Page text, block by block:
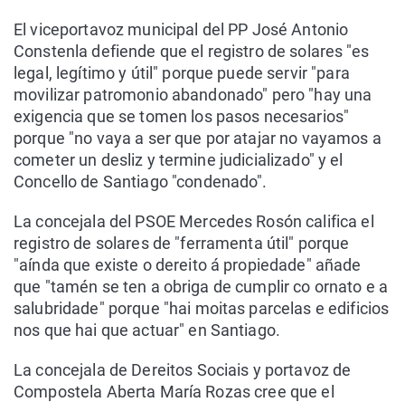
El viceportavoz municipal del PP José Antonio
Constenla defiende que el registro de solares "es
legal, legítimo y útil" porque puede servir "para
movilizar patromonio abandonado" pero "hay una
exigencia que se tomen los pasos necesarios"
porque "no vaya a ser que por atajar no vayamos a
cometer un desliz y termine judicializado" y el
Concello de Santiago "condenado".
La concejala del PSOE Mercedes Rosón califica el
registro de solares de "ferramenta útil" porque
"aínda que existe o dereito á propiedade" añade
que "tamén se ten a obriga de cumplir co ornato e a
salubridade" porque "hai moitas parcelas e edificios
nos que hai que actuar" en Santiago.
La concejala de Dereitos Sociais y portavoz de
Compostela Aberta María Rozas cree que el